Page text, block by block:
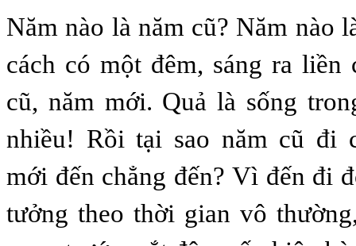
Năm nào là năm cũ? Năm nào
cách có một đêm, sáng ra liền
cũ, năm mới. Quả là sống
nhiều! Rồi tại sao năm cũ đi
mới đến chẳng đến? Vì đến đi
tưởng theo thời gian vô